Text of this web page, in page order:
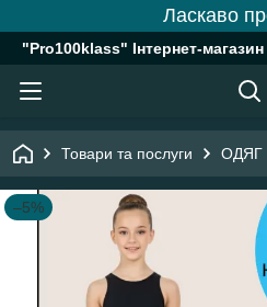
Ласкаво
"Pro100klass" Інтернет-
Товари та послуги ОДЯГ
–5%